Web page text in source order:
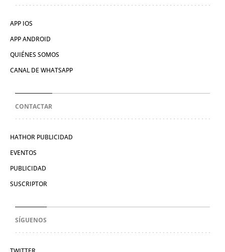
APP IOS
APP ANDROID
QUIÉNES SOMOS
CANAL DE WHATSAPP
CONTACTAR
HATHOR PUBLICIDAD
EVENTOS
PUBLICIDAD
SUSCRIPTOR
SÍGUENOS